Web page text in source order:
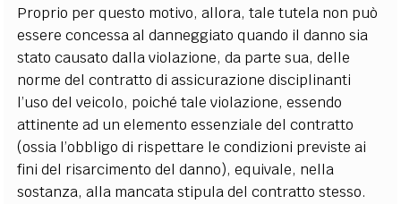
Proprio per questo motivo, allora, tale tutela non può
essere concessa al danneggiato quando il danno sia
stato causato dalla violazione, da parte sua, delle
norme del contratto di assicurazione disciplinanti
l’uso del veicolo, poiché tale violazione, essendo
attinente ad un elemento essenziale del contratto
(ossia l’obbligo di rispettare le condizioni previste ai
fini del risarcimento del danno), equivale, nella
sostanza, alla mancata stipula del contratto stesso.